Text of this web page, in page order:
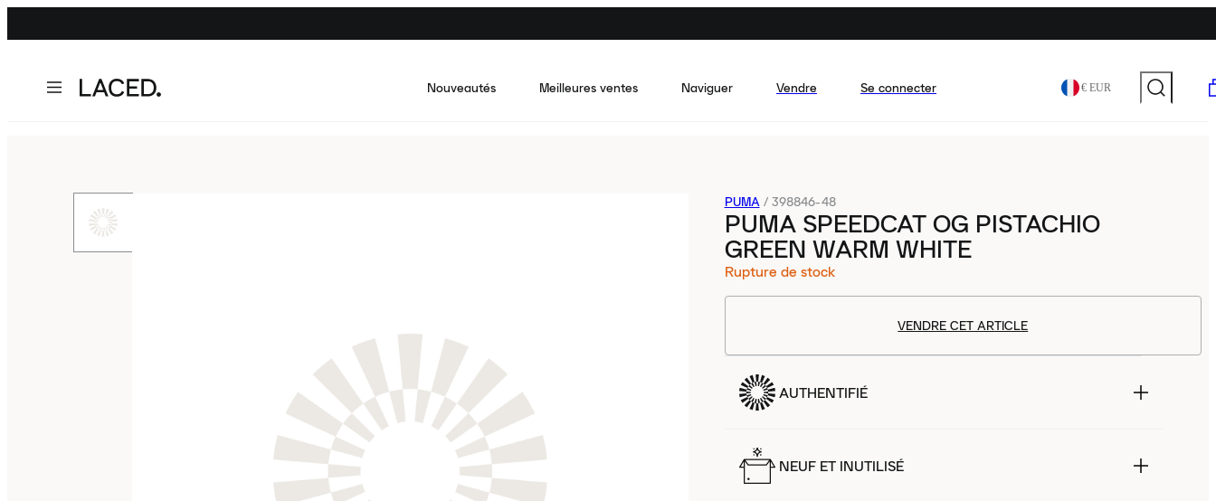
Nouveautés Meilleures ventes Naviguer Vendre Se connecter € EUR
PUMA / 398846-48
PUMA SPEEDCAT OG PISTACHIO
GREEN WARM WHITE
Rupture de stock
VENDRE CET ARTICLE
AUTHENTIFIÉ
NEUF ET INUTILISÉ